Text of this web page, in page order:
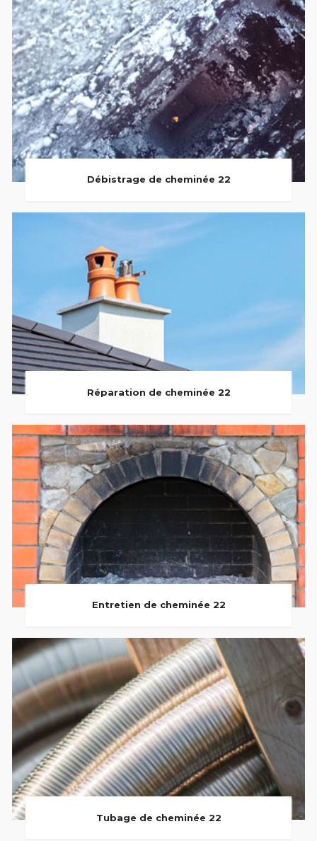
Débistrage de cheminée 22
Réparation de cheminée 22
Entretien de cheminée 22
Tubage de cheminée 22